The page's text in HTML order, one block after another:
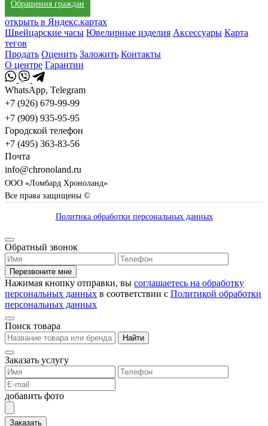
Обращения граждан
открыть в Яндекс.картах
Швейцарские часы Ювелирные изделия Аксессуары Карта
тегов
Продать Оценить Заложить Контакты
О центре Гарантии
WhatsApp, Telegram
+7 (926) 679-99-99
+7 (909) 935-95-95
Городской телефон
+7 (495) 363-83-56
Почта
info@chronoland.ru
ООО «Ломбард Хроноланд»
Все права защищены ©
Политика обработки персональных данных
Обратный звонок
Перезвоните мне
Нажимая кнопку отправки, вы соглашаетесь на обработку
персональных данных в соответствии с Политикой обработки
персональных данных
Поиск товара
Найти
Заказать услугу
добавить фото
Заказать